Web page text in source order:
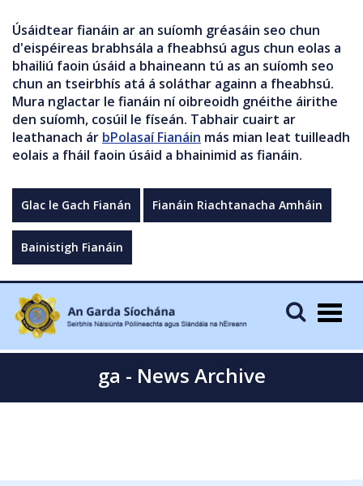
Úsáidtear fianáin ar an suíomh gréasáin seo chun
d'eispéireas brabhsála a fheabhsú agus chun eolas a
bhailiú faoin úsáid a bhaineann tú as an suíomh seo
chun an tseirbhís atá á soláthar againn a fheabhsú.
Mura nglactar le fianáin ní oibreoidh gnéithe áirithe
den suíomh, cosúil le físeán. Tabhair cuairt ar
leathanach ár bPolasaí Fianáin más mian leat tuilleadh
eolais a fháil faoin úsáid a bhainimid as fianáin.
Glac le Gach Fianán Fianáin Riachtanacha Amháin
Bainistigh Fianáin
ga - News Archive